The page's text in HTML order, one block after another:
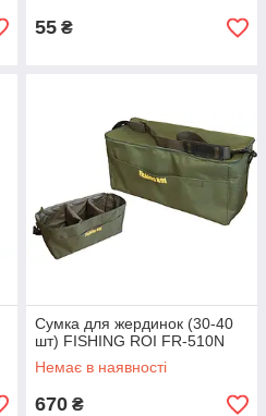
55 ₴
Сумка для жердинок (30-40
шт) FISHING ROI FR-510N
Немає в наявності
670 ₴